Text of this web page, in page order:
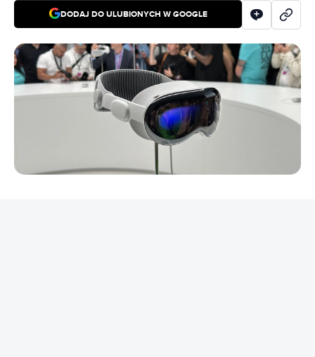
DODAJ DO ULUBIONYCH W GOOGLE